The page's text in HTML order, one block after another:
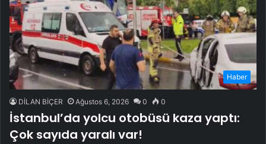
Haber
DİLAN BİÇER Ağustos 6, 2026 0 0
İstanbul’da yolcu otobüsü kaza yaptı:
Çok sayıda yaralı var!